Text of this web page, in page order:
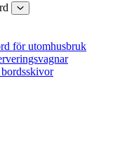
för utomhusbruk